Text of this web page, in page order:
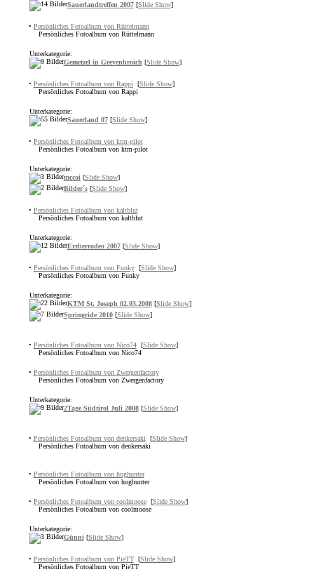
Sauerlandtreffen 2007[Slide Show]
• Persönliches Fotoalbum von Rüttelmann
Persönliches Fotoalbum von Rüttelmann
Unterkategorie:
Gemetzel in Grevenbroich[Slide Show]
• Persönliches Fotoalbum von Rappi [Slide Show]
Persönliches Fotoalbum von Rappi
Unterkategorie:
Sauerland 07[Slide Show]
• Persönliches Fotoalbum von ktm-pilot
Persönliches Fotoalbum von ktm-pilot
Unterkategorie:
mccoi[Slide Show]
Bilder´s[Slide Show]
• Persönliches Fotoalbum von kaltblut
Persönliches Fotoalbum von kaltblut
Unterkategorie:
Erzberrodeo 2007[Slide Show]
• Persönliches Fotoalbum von Funky [Slide Show]
Persönliches Fotoalbum von Funky
Unterkategorie:
KTM St. Joseph 02.03.2008[Slide Show]
Springride 2010[Slide Show]
• Persönliches Fotoalbum von Nico74 [Slide Show]
Persönliches Fotoalbum von Nico74
• Persönliches Fotoalbum von Zwergenfactory
Persönliches Fotoalbum von Zwergenfactory
Unterkategorie:
2Tage Südtirol Juli 2008[Slide Show]
• Persönliches Fotoalbum von denkersaki [Slide Show]
Persönliches Fotoalbum von denkersaki
• Persönliches Fotoalbum von hoghunter
Persönliches Fotoalbum von hoghunter
• Persönliches Fotoalbum von coolmoose [Slide Show]
Persönliches Fotoalbum von coolmoose
Unterkategorie:
Günni[Slide Show]
• Persönliches Fotoalbum von PieTT [Slide Show]
Persönliches Fotoalbum von PieTT